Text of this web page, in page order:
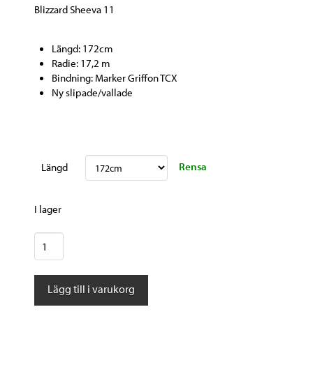
Blizzard Sheeva 11
Längd: 172cm
Radie: 17,2 m
Bindning: Marker Griffon TCX
Ny slipade/vallade
Längd Rensa
I lager
Blizzard
Sheeva
11
DEMO
Lägg till i varukorg